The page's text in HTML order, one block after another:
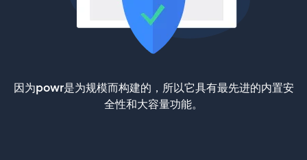
因为powr是为规模而构建的，所以它具有最先进的内置安
全性和大容量功能。